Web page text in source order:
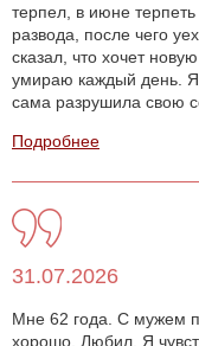
терпел, в июне
развода, после чего
сказал, что хочет
умираю каждый день.
сама разрушила свою
Подробнее
31.07.2026
Мне 62 года. С мужем
хорошо. Любил. Я